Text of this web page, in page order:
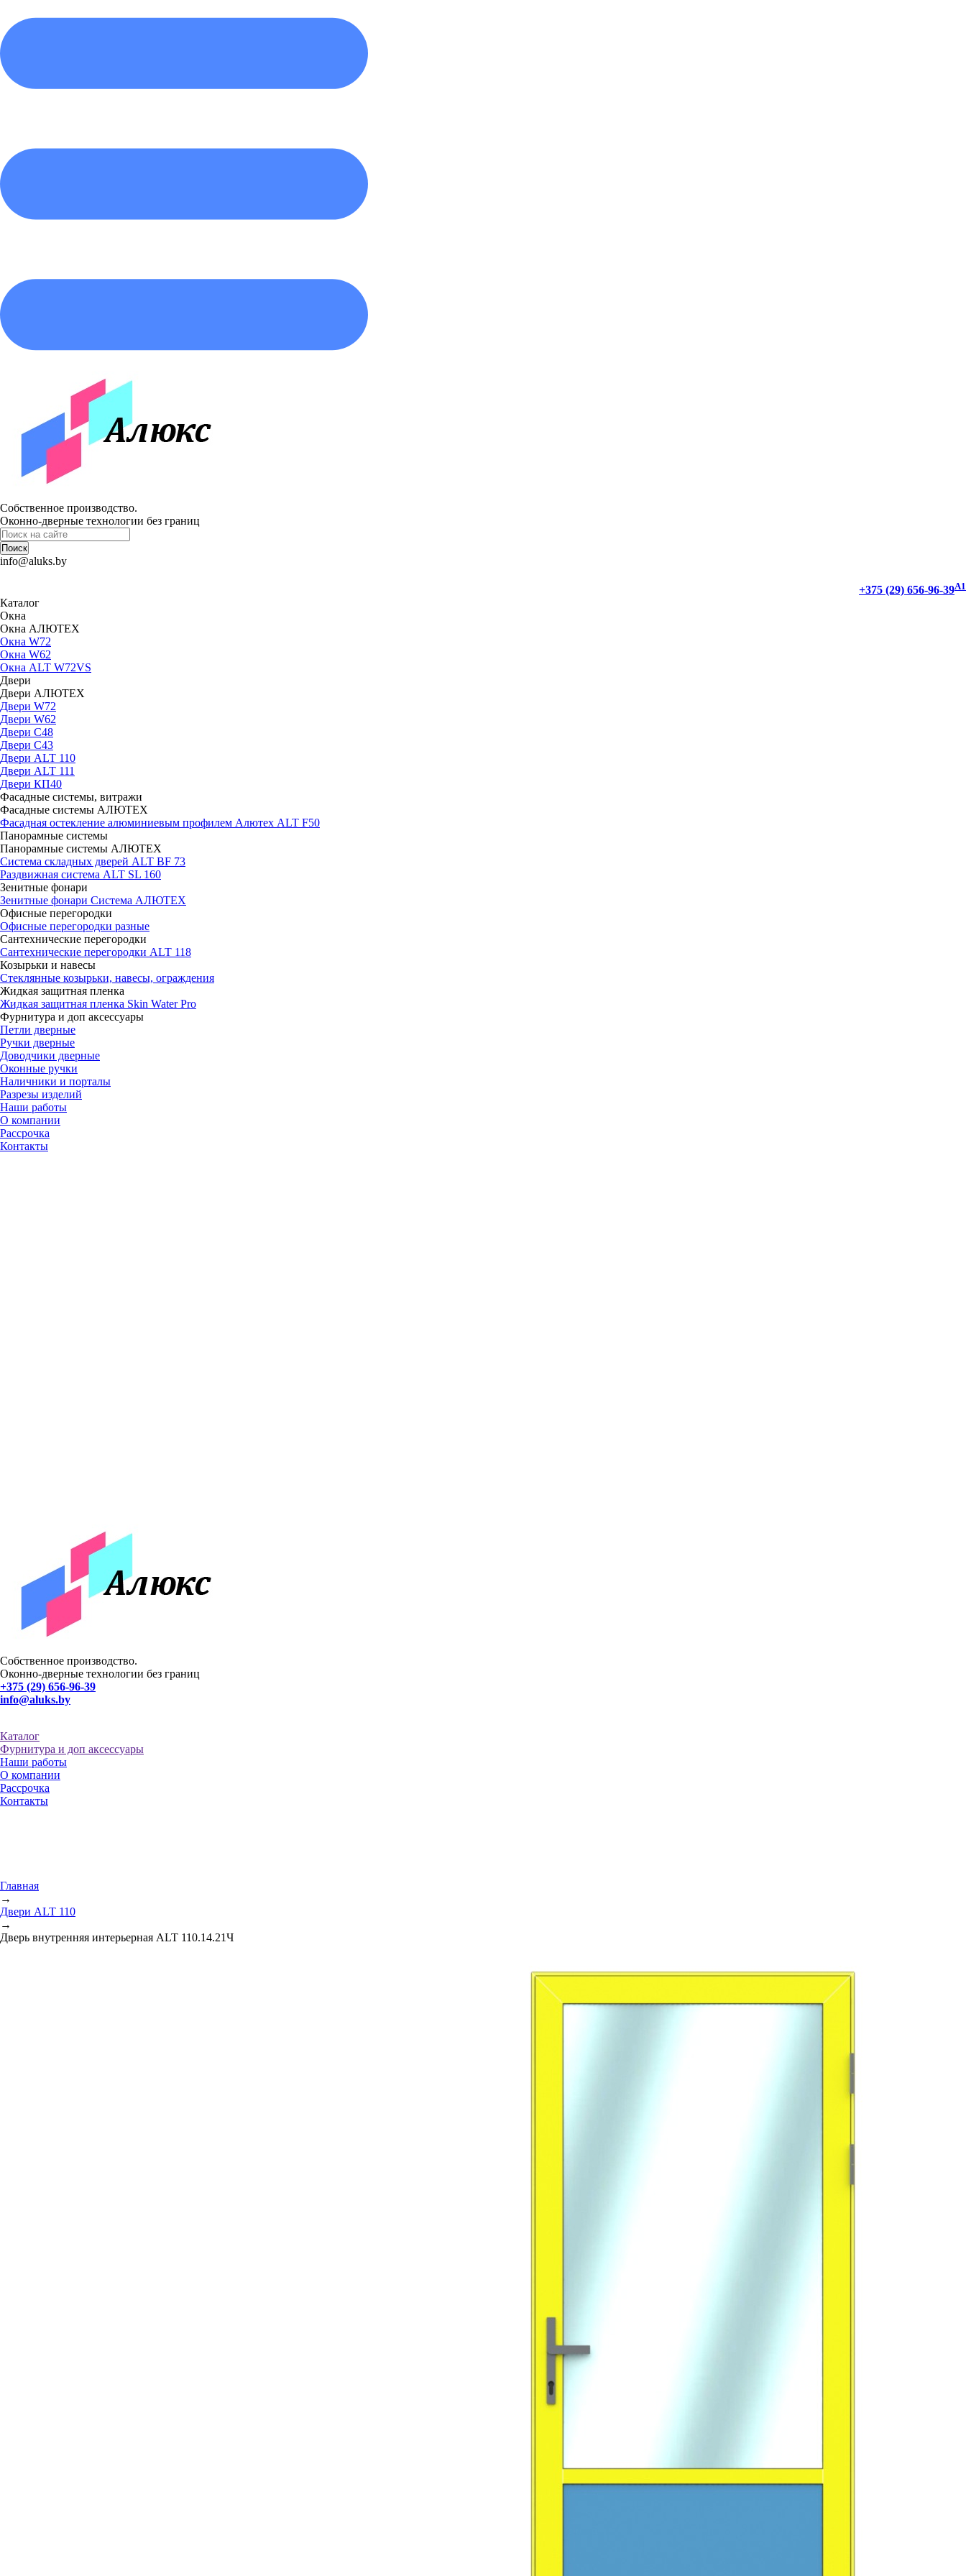
Собственное производство.
Оконно-дверные технологии без границ
Поиск
info@aluks.by
+375 (29) 656-96-39А1
Каталог
Окна
Окна АЛЮТЕХ
Окна W72
Окна W62
Окна ALT W72VS
Двери
Двери АЛЮТЕХ
Двери W72
Двери W62
Двери C48
Двери С43
Двери ALT 110
Двери ALT 111
Двери КП40
Фасадные системы, витражи
Фасадные системы АЛЮТЕХ
Фасадная остекление алюминиевым профилем Алютех ALT F50
Панорамные системы
Панорамные системы АЛЮТЕХ
Система складных дверей ALT BF 73
Раздвижная система ALT SL 160
Зенитные фонари
Зенитные фонари Система АЛЮТЕХ
Офисные перегородки
Офисные перегородки разные
Сантехнические перегородки
Сантехнические перегородки ALT 118
Козырьки и навесы
Стеклянные козырьки, навесы, ограждения
Жидкая защитная пленка
Жидкая защитная пленка Skin Water Pro
Фурнитура и доп аксессуары
Петли дверные
Ручки дверные
Доводчики дверные
Оконные ручки
Наличники и порталы
Разрезы изделий
Наши работы
О компании
Рассрочка
Контакты
Собственное производство.
Оконно-дверные технологии без границ
+375 (29) 656-96-39
info@aluks.by
Каталог
Фурнитура и доп аксессуары
Наши работы
О компании
Рассрочка
Контакты
Главная
→
Двери ALT 110
→
Дверь внутренняя интерьерная ALT 110.14.21Ч